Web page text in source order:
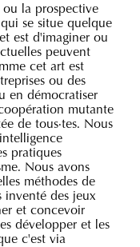
ou la prospective
se situe quelque
est d'imaginer ou
peuvent
cet art est
ou des
en démocratiser
mutante
de tous·tes. Nous
pratiques
Nous avons
méthodes de
inventé des jeux
et concevoir
développer et les
c'est via